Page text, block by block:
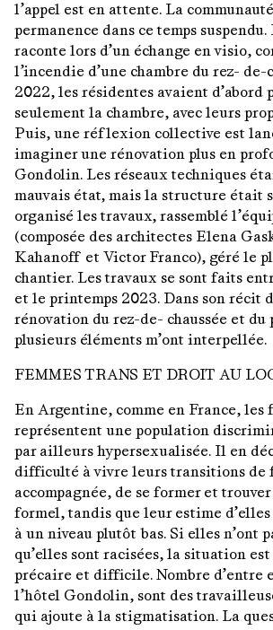
l’appel est en attente. La
permanence dans ce temps suspendu.
raconte lors d’un échange en visio,
l’incendie d’une chambre du rez- de-
2022, les résidentes avaient d’abord
seulement la chambre, avec leurs
Puis, une réflexion collective est
imaginer une rénovation plus en
Gondolin. Les réseaux techniques
mauvais état, mais la structure était
organisé les travaux, rassemblé
(composée des architectes Elena
Kahanoff et Victor Franco), géré le
chantier. Les travaux se sont faits
et le printemps 2023. Dans son récit
rénovation du rez-de- chaussée et du
plusieurs éléments m’ont interpellée.
FEMMES TRANS ET DROIT AU
En Argentine, comme en France, les
représentent une population
par ailleurs hypersexualisée. Il en
difficulté à vivre leurs transitions de
accompagnée, de se former et
formel, tandis que leur estime d’elles
à un niveau plutôt bas. Si elles n’ont
qu’elles sont racisées, la situation
précaire et difficile. Nombre d’entre
l’hôtel Gondolin, sont des
qui ajoute à la stigmatisation. La